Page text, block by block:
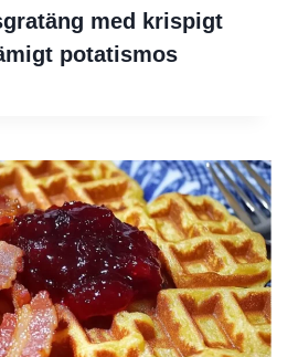
med krispigt
potatismos